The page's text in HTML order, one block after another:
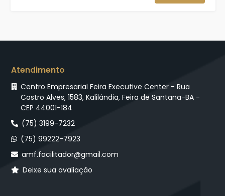
Atendimento
Centro Empresarial Feira Executive Center - Rua
Castro Alves, 1583, Kalilândia, Feira de Santana-BA -
CEP 44001-184
(75) 3199-7232
(75) 99222-7923
amf.facilitador@gmail.com
Deixe sua avaliação